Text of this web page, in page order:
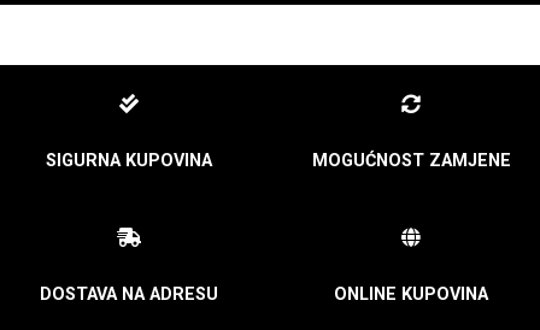
SIGURNA KUPOVINA MOGUĆNOST ZAMJENE
DOSTAVA NA ADRESU ONLINE KUPOVINA